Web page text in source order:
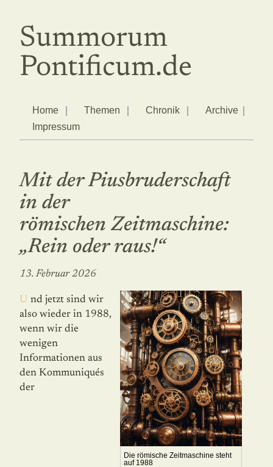
Summorum
Pontificum.de
Home Themen Chronik
Archive
Impressum
Mit der Piusbruderschaft
in der
römischen Zeitmaschine:
„Rein oder raus!“
13. Februar 2026
Die römische Zeitmaschine steht
auf 1988
Und jetzt sind wir
also wieder in 1988,
wenn wir die
wenigen
Informationen aus
den Kommuniqués
der